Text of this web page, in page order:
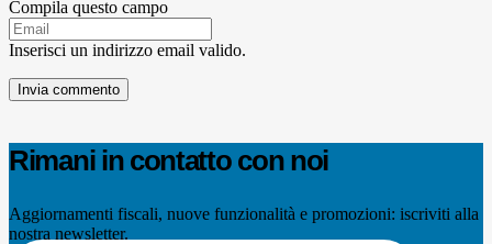
Compila questo campo
Inserisci un indirizzo email valido.
Invia commento
Rimani in contatto con noi
Aggiornamenti fiscali, nuove funzionalità e promozioni: iscriviti alla
nostra newsletter.